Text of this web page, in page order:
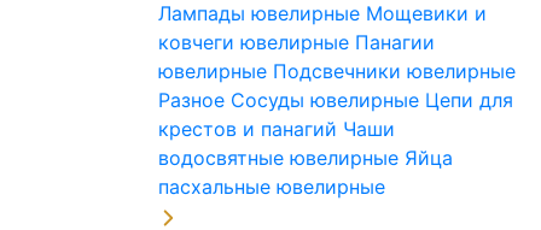
Лампады ювелирные Мощевики и
ковчеги ювелирные Панагии
ювелирные Подсвечники ювелирные
Разное Сосуды ювелирные Цепи для
крестов и панагий Чаши
водосвятные ювелирные Яйца
пасхальные ювелирные